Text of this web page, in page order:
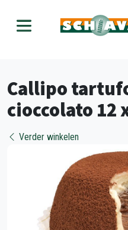
Callipo
cioccolato 12
Verder winkelen